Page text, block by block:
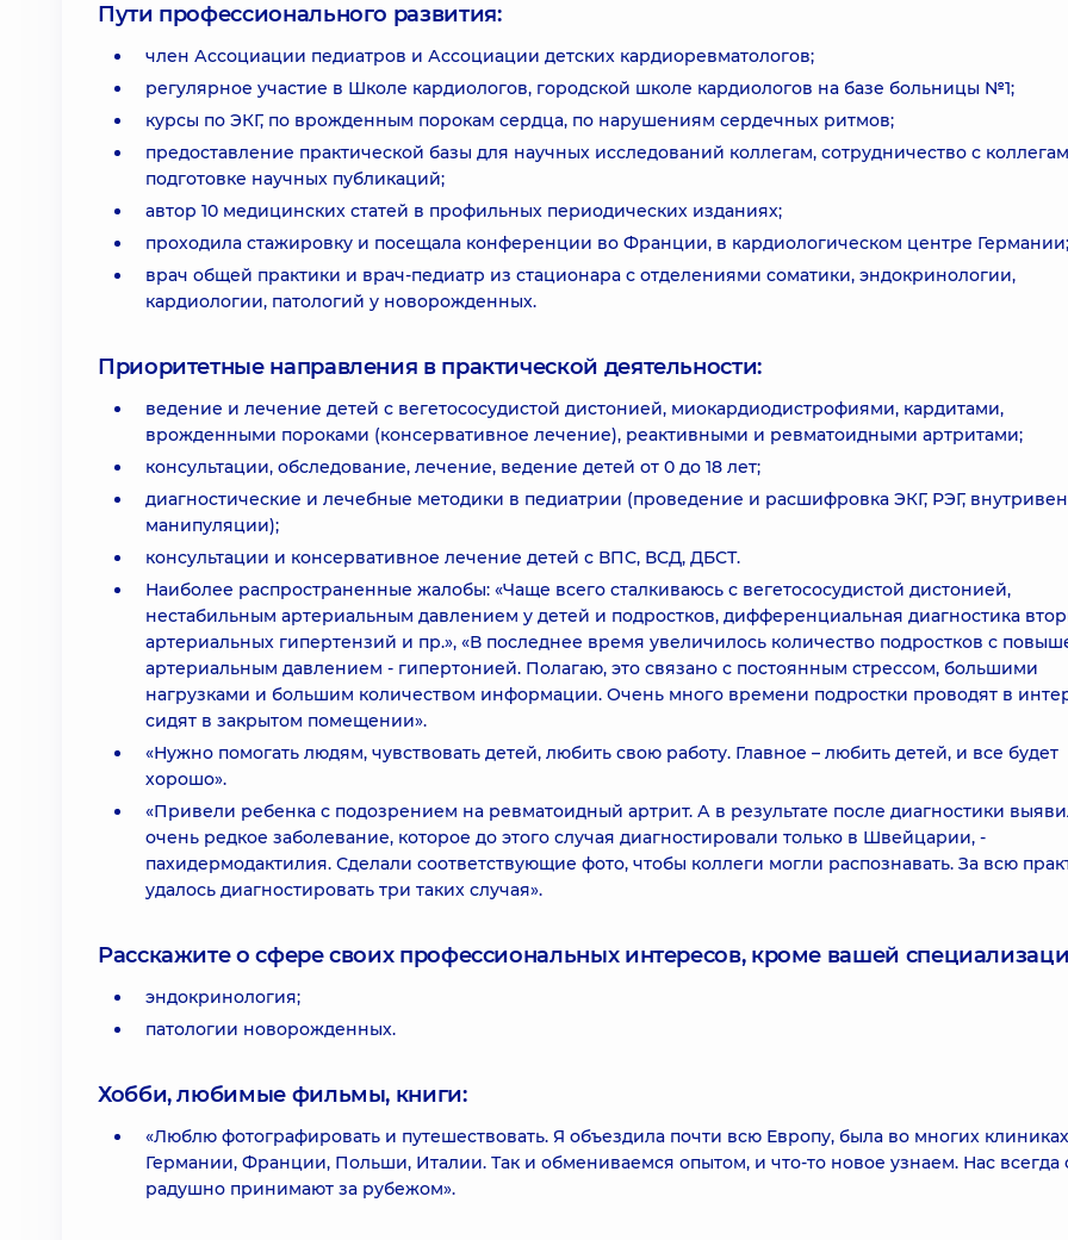
Пути профессионального развития:
член Ассоциации педиатров и Ассоциации детских кардиоревматологов;
регулярное участие в Школе кардиологов, городской школе кардиологов на базе больницы №1;
курсы по ЭКГ, по врожденным порокам сердца, по нарушениям сердечных ритмов;
предоставление практической базы для научных исследований коллегам, сотрудничество с
подготовке научных публикаций;
автор 10 медицинских статей в профильных периодических изданиях;
проходила стажировку и посещала конференции во Франции, в кардиологическом центре Германии;
врач общей практики и врач-педиатр из стационара с отделениями соматики, эндокринологии,
кардиологии, патологий у новорожденных.
Приоритетные направления в практической деятельности:
ведение и лечение детей с вегетососудистой дистонией, миокардиодистрофиями, кардитами,
врожденными пороками (консервативное лечение), реактивными и ревматоидными артритами;
консультации, обследование, лечение, ведение детей от 0 до 18 лет;
диагностические и лечебные методики в педиатрии (проведение и расшифровка ЭКГ, РЭГ,
манипуляции);
консультации и консервативное лечение детей с ВПС, ВСД, ДБСТ.
Наиболее распространенные жалобы: «Чаще всего сталкиваюсь с вегетососудистой дистонией,
нестабильным артериальным давлением у детей и подростков, дифференциальная диагностика
артериальных гипертензий и пр.», «В последнее время увеличилось количество подростков с
артериальным давлением - гипертонией. Полагаю, это связано с постоянным стрессом, большими
нагрузками и большим количеством информации. Очень много времени подростки проводят в
сидят в закрытом помещении».
«Нужно помогать людям, чувствовать детей, любить свою работу. Главное – любить детей, и все будет
хорошо».
«Привели ребенка с подозрением на ревматоидный артрит. А в результате после диагностики
очень редкое заболевание, которое до этого случая диагностировали только в Швейцарии, -
пахидермодактилия. Сделали соответствующие фото, чтобы коллеги могли распознавать. За всю
удалось диагностировать три таких случая».
Расскажите о сфере своих профессиональных интересов, кроме вашей
эндокринология;
патологии новорожденных.
Хобби, любимые фильмы, книги:
«Люблю фотографировать и путешествовать. Я объездила почти всю Европу, была во многих клиниках
Германии, Франции, Польши, Италии. Так и обмениваемся опытом, и что-то новое узнаем. Нас всегда
радушно принимают за рубежом».